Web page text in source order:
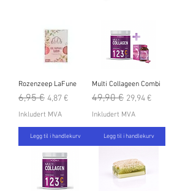
Rozenzeep LaFune
Vanlig pris
6,95 € Salgspris
4,87 €
Inkludert MVA
Legg til i handlekurv
Multi Collageen Combi
Vanlig pris
49,90 € Salgspris
29,94 €
Inkludert MVA
Legg til i handlekurv